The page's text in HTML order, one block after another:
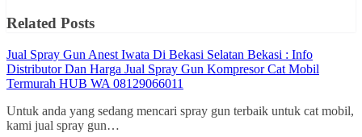
Related Posts
Jual Spray Gun Anest Iwata Di Bekasi Selatan Bekasi : Info
Distributor Dan Harga Jual Spray Gun Kompresor Cat Mobil
Termurah HUB WA 08129066011
Untuk anda yang sedang mencari spray gun terbaik untuk cat mobil,
kami jual spray gun…